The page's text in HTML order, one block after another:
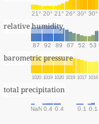
21° 20° 21° 26° 30° 30°
relative humidity
87 92 89 67 52 53
barometric pressure
1020 1019 1020 1019 1017 1016
total precipitation
NaN 0.4 0.4 0.1 0.1